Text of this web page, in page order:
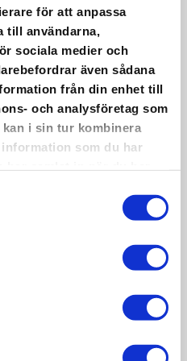
för att anpassa
till användarna,
sociala medier och
även sådana
från din enhet till
och analysföretag som
kan i sin tur kombinera
som du har
MER